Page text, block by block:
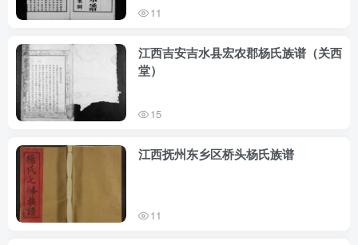
11
江西吉安吉水县宏农郡杨氏族谱（关西
堂）
15
江西抚州东乡区桥头杨氏族谱
11